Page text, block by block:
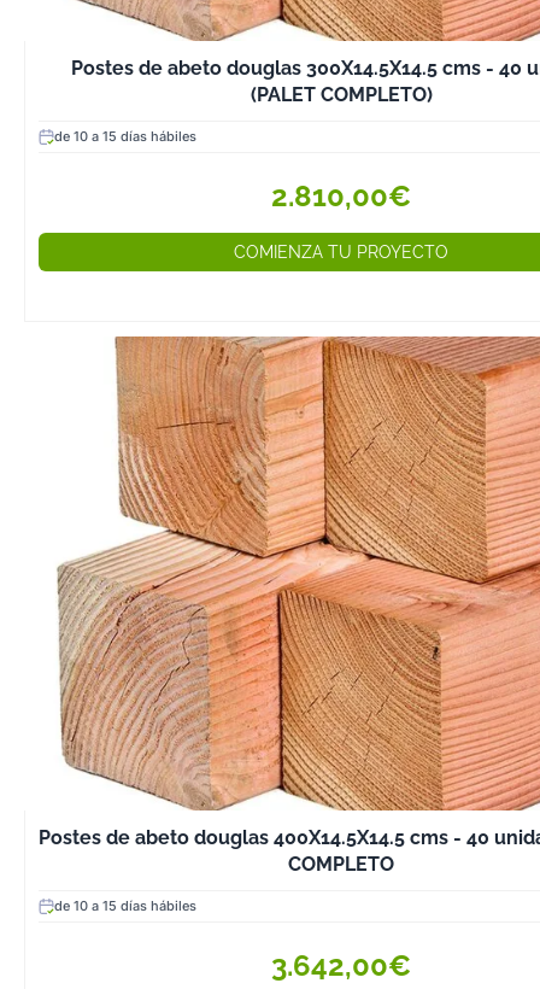
Postes de abeto douglas 300X14.5X14.5 cms - 40
(PALET COMPLETO)
de 10 a 15 días hábiles
2.810,00€
COMIENZA TU PROYECTO
Postes de abeto douglas 400X14.5X14.5 cms - 40
COMPLETO
de 10 a 15 días hábiles
3.642,00€